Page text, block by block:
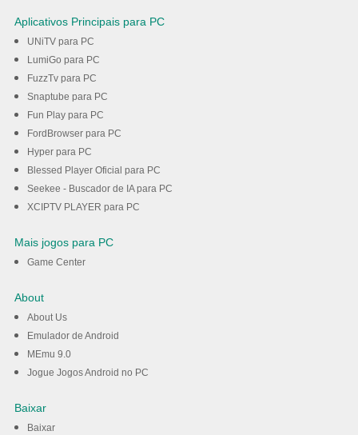
Aplicativos Principais para PC
UNiTV para PC
LumiGo para PC
FuzzTv para PC
Snaptube para PC
Fun Play para PC
FordBrowser para PC
Hyper para PC
Blessed Player Oficial para PC
Seekee - Buscador de IA para PC
XCIPTV PLAYER para PC
Mais jogos para PC
Game Center
About
About Us
Emulador de Android
MEmu 9.0
Jogue Jogos Android no PC
Baixar
Baixar